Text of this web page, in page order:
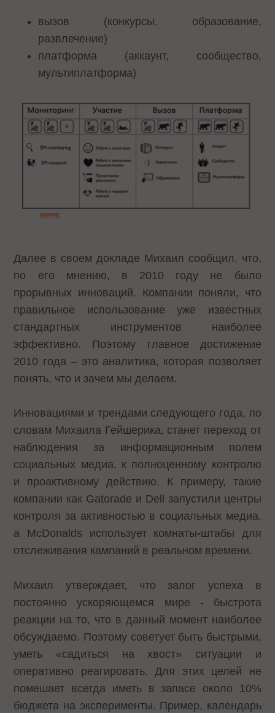
вызов (конкурсы, образование,
развлечение)
платформа (аккаунт, сообщество,
мультиплатформа)
Далее в своем докладе Михаил сообщил, что,
по его мнению, в 2010 году не было
прорывных инноваций. Компании поняли, что
правильное использование уже известных
стандартных инструментов наиболее
эффективно. Поэтому главное достижение
2010 года – это аналитика, которая позволяет
понять, что и зачем мы делаем.
Инновациями и трендами следующего года, по
словам Михаила Гейшерика, станет переход от
наблюдения за информационным полем
социальных медиа, к полноценному контролю
и проактивному действию. К примеру, такие
компании как Gatorade и Dell запустили центры
контроля за активностью в социальных медиа,
а McDonalds использует комнаты-штабы для
отслеживания кампаний в реальном времени.
Михаил утверждает, что залог успеха в
постоянно ускоряющемся мире - быстрота
реакции на то, что в данный момент наиболее
обсуждаемо. Поэтому советует быть быстрыми,
уметь «садиться на хвост» ситуации и
оперативно реагировать. Для этих целей не
помешает всегда иметь в запасе около 10%
бюджета на эксперименты. Пример, календарь